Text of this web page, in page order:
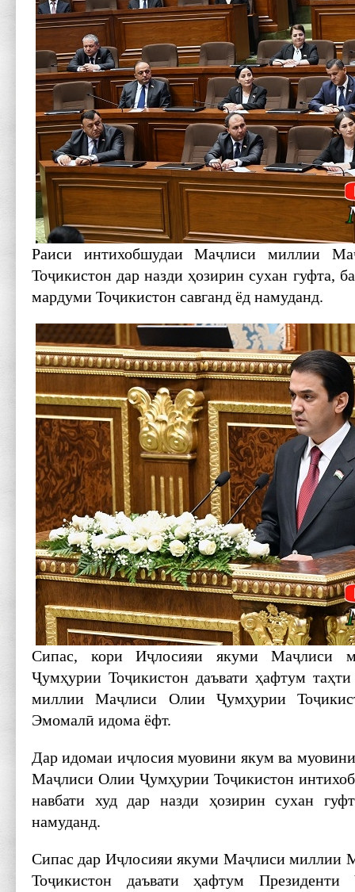
Раиси интихобшудаи Маҷлиси миллии
Тоҷикистон дар назди ҳозирин сухан гуфта,
мардуми Тоҷикистон савганд ёд намуданд.
Сипас, кори Иҷлосияи якуми Маҷлиси
Ҷумҳурии Тоҷикистон даъвати ҳафтум
миллии Маҷлиси Олии Ҷумҳурии
Эмомалӣ идома ёфт.
Дар идомаи иҷлосия муовини якум ва
Маҷлиси Олии Ҷумҳурии Тоҷикистон
навбати худ дар назди ҳозирин сухан
намуданд.
Сипас дар Иҷлосияи якуми Маҷлиси миллии
Тоҷикистон даъвати ҳафтум Президенти